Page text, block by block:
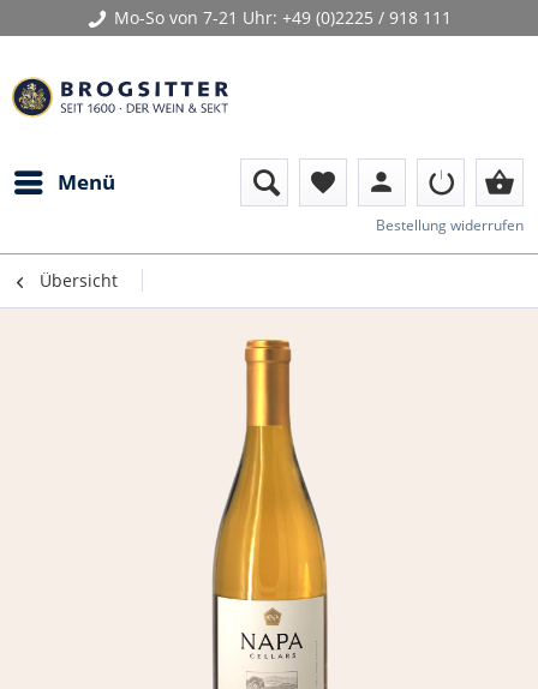
Mo-So von 7-21 Uhr: +49 (0)2225 / 918 111
Menü favorite person shopping_basket
Bestellung widerrufen
Übersicht